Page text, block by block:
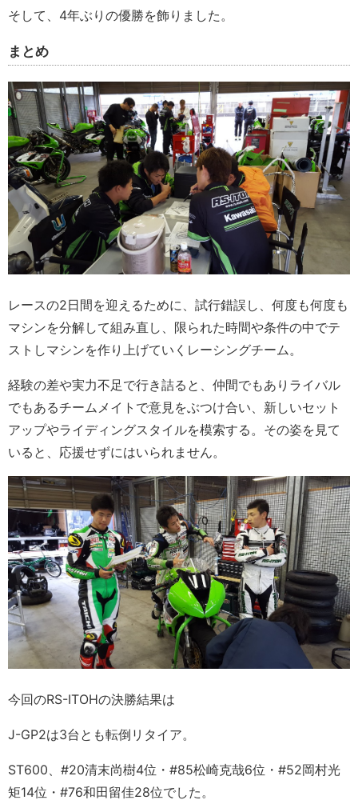
そして、4年ぶりの優勝を飾りました。
まとめ
レースの2日間を迎えるために、試行錯誤し、何度も何度も
マシンを分解して組み直し、限られた時間や条件の中でテ
ストしマシンを作り上げていくレーシングチーム。
経験の差や実力不足で行き詰ると、仲間でもありライバル
でもあるチームメイトで意見をぶつけ合い、新しいセット
アップやライディングスタイルを模索する。その姿を見て
いると、応援せずにはいられません。
今回のRS-ITOHの決勝結果は
J-GP2は3台とも転倒リタイア。
ST600、 #20清末尚樹4位・ #85松崎克哉6位・#52岡村光
矩14位・#76和田留佳28位でした。